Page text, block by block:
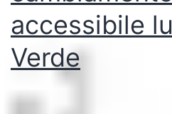
accessibile
Verde